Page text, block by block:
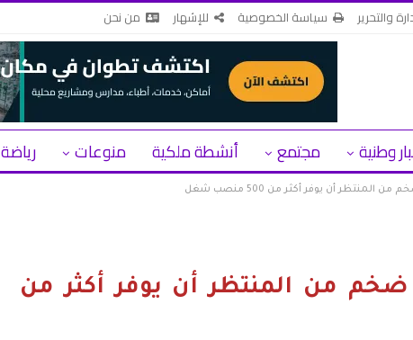
والتحرير سياسة الخصوصية للإشهار من نحن
وطنية مجتمع أنشطة ملكية منوعات رياضة
أن يوفر أكثر من 500 منصب شغل
من المنتظر أن يوفر أكثر من